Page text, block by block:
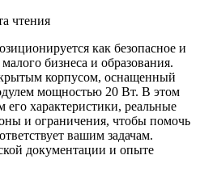
чтения
как безопасное и
бизнеса и образования.
корпусом, оснащенный
мощностью 20 Вт. В этом
его характеристики, реальные
и ограничения, чтобы помочь
вашим задачам.
документации и опыте